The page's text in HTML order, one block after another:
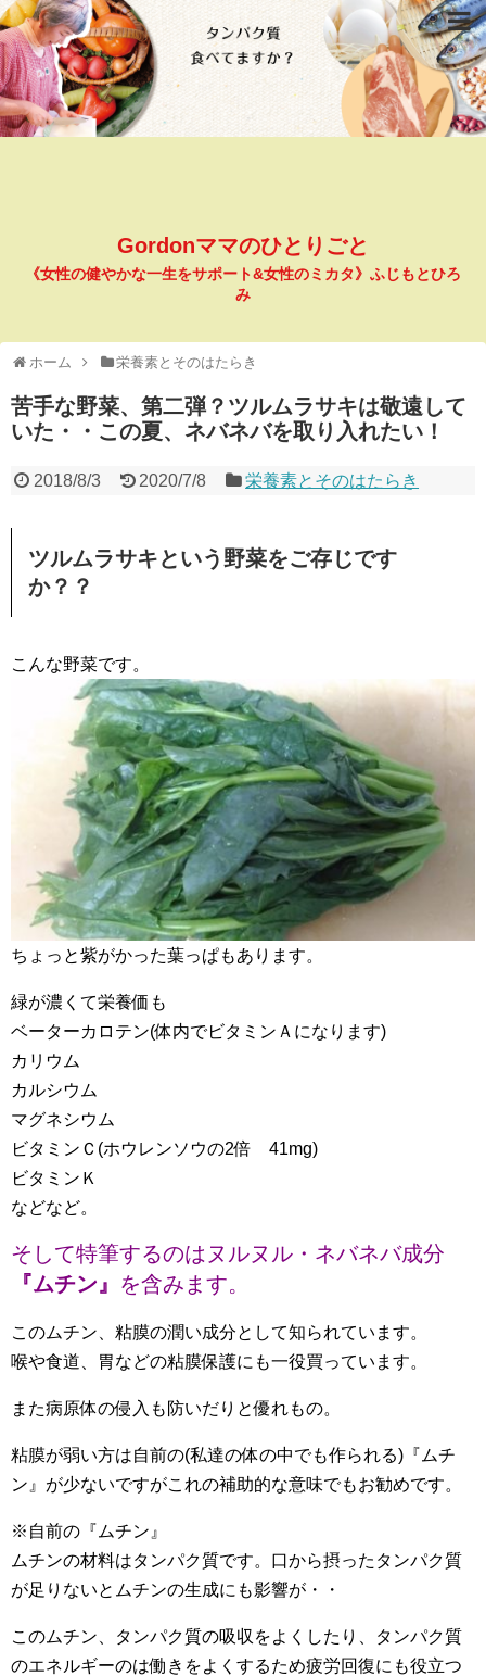
Gordonママのひとりごと
《女性の健やかな一生をサポート&女性のミカタ》ふじもとひろ
み
ホーム 栄養素とそのはたらき
苦手な野菜、第二弾？ツルムラサキは敬遠して
いた・・この夏、ネバネバを取り入れたい！
2018/8/3 2020/7/8 栄養素とそのはたらき
ツルムラサキという野菜をご存じです
か？？
こんな野菜です。
ちょっと紫がかった葉っぱもあります。
緑が濃くて栄養価も
ベーターカロテン(体内でビタミンＡになります)
カリウム
カルシウム
マグネシウム
ビタミンＣ(ホウレンソウの2倍 41mg)
ビタミンＫ
などなど。
そして特筆するのはヌルヌル・ネバネバ成分
『ムチン』 を含みます。
このムチン、粘膜の潤い成分として知られています。
喉や食道、胃などの粘膜保護にも一役買っています。
また病原体の侵入も防いだりと優れもの。
粘膜が弱い方は自前の(私達の体の中でも作られる)『ムチ
ン』が少ないですがこれの補助的な意味でもお勧めです。
※自前の『ムチン』
ムチンの材料はタンパク質です。口から摂ったタンパク質
が足りないとムチンの生成にも影響が・・
このムチン、タンパク質の吸収をよくしたり、タンパク質
のエネルギーのは働きをよくするため疲労回復にも役立つ